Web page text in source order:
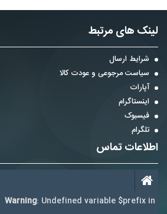
لینک های مرتبط
شرایط ارسال
سیاست مرجوعی و عودت کالا
آپارات
اینستاگرام
فیسبوک
تلگرام
اطلاعات تماس
Warning: Undefined variable $prefix in